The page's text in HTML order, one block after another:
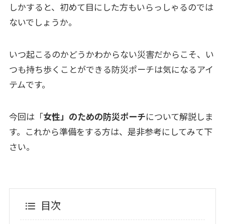
しかすると、初めて目にした方もいらっしゃるのでは
ないでしょうか。
いつ起こるのかどうかわからない災害だからこそ、い
つも持ち歩くことができる防災ポーチは気になるアイ
テムです。
今回は「女性」のための防災ポーチについて解説しま
す。これから準備をする方は、是非参考にしてみて下
さい。
目次